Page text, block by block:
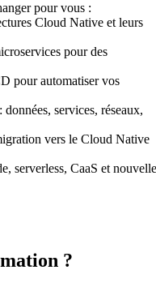
pour vous :
Cloud Native et leurs
pour des
pour automatiser vos
services, réseaux,
vers le Cloud Native
serverless, CaaS et
?